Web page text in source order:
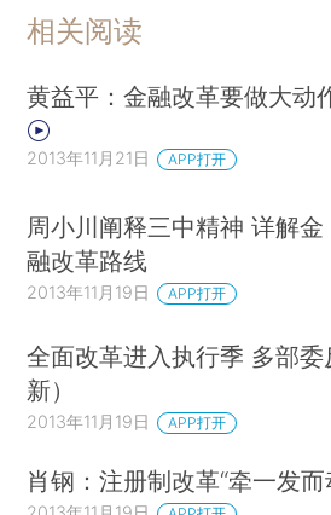
相关阅读
黄益平：金融改革要做大动
2013年11月21日 APP打开
周小川阐释三中精神 详解金
融改革路线
2013年11月19日 APP打开
全面改革进入执行季 多部
新）
2013年11月19日 APP打开
肖钢：注册制改革“牵一发而